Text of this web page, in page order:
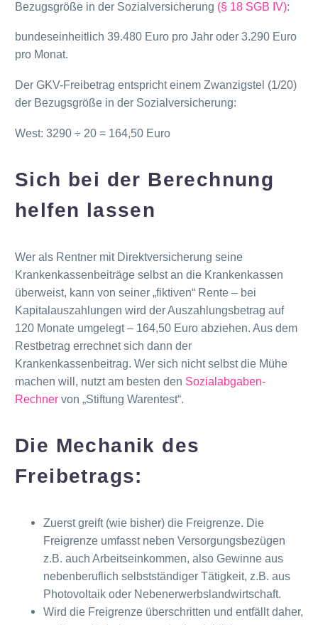
Bezugsgröße in der Sozialversicherung (§ 18 SGB IV):
bundeseinheitlich 39.480 Euro pro Jahr oder 3.290 Euro
pro Monat.
Der GKV-Freibetrag entspricht einem Zwanzigstel (1/20)
der Bezugsgröße in der Sozialversicherung:
West: 3290 ÷ 20 = 164,50 Euro
Sich bei der Berechnung
helfen lassen
Wer als Rentner mit Direktversicherung seine
Krankenkassenbeiträge selbst an die Krankenkassen
überweist, kann von seiner „fiktiven“ Rente – bei
Kapitalauszahlungen wird der Auszahlungsbetrag auf
120 Monate umgelegt – 164,50 Euro abziehen. Aus dem
Restbetrag errechnet sich dann der
Krankenkassenbeitrag. Wer sich nicht selbst die Mühe
machen will, nutzt am besten den Sozial­abgaben-
Rechner von „Stiftung Warentest“.
Die Mechanik des
Freibetrags:
Zuerst greift (wie bisher) die Freigrenze. Die
Freigrenze umfasst neben Versorgungsbezügen
z.B. auch Arbeitseinkommen, also Gewinne aus
nebenberuflich selbstständiger Tätigkeit, z.B. aus
Photovoltaik oder Nebenerwerbslandwirtschaft.
Wird die Freigrenze überschritten und entfällt daher,